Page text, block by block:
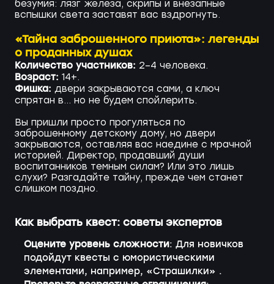
безумия: лязг железа, скрипы и внезапные
вспышки света заставят вас вздрогнуть.
«Тайна заброшенного приюта»: легенды
о проданных душах
Количество участников: 2–4 человека.
Возраст: 14+.
Фишка: двери закрываются сами, а ключ
спрятан в... но не будем спойлерить.
Вы пришли просто прогуляться по
заброшенному детскому дому, но двери
закрываются, оставляя вас наедине с мрачной
историей. Директор, продавший души
воспитанников темным силам? Или это лишь
слухи? Разгадайте тайну, прежде чем станет
слишком поздно.
Как выбрать квест: советы экспертов
Оцените уровень сложности: Для новичков
подойдут квесты с юмористическими
элементами, например, «Страшилки» .